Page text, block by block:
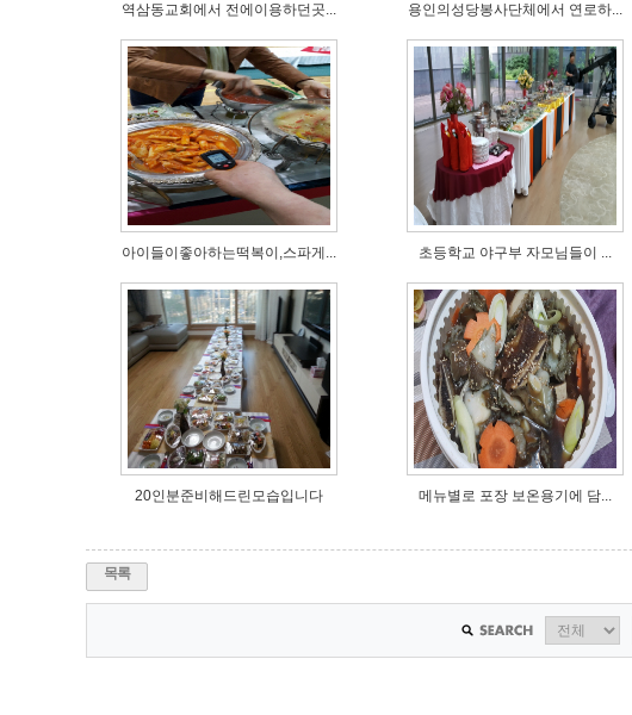
역삼동교회에서 전에이용하던곳... 용인의성당봉사단체에서 연로하...
아이들이좋아하는떡복이,스파게... 초등학교 야구부 자모님들이 ...
20인분준비해드린모습입니다 메뉴별로 포장 보온용기에 담...
목록